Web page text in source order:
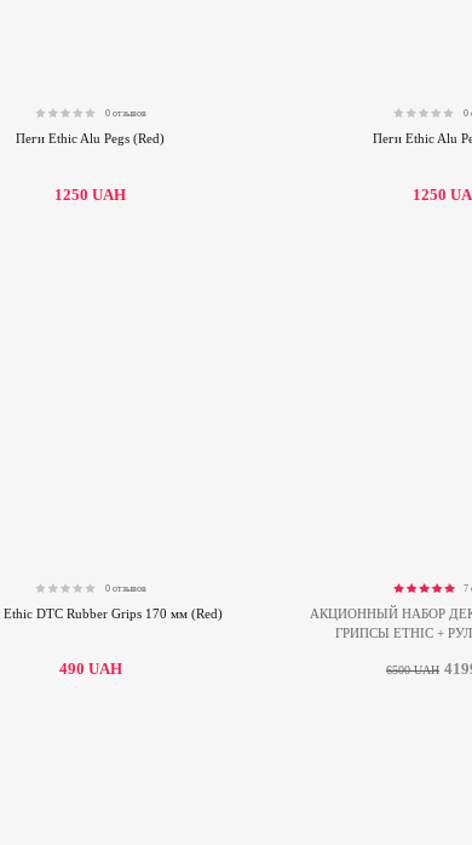
0 отзывов
Пеги Ethic Alu Pegs (Red)
1250UAH
0
Пеги Ethic Alu
1250
0 отзывов
Ethic DTC Rubber Grips 170 мм (Red)
490 UAH
of 5
7
АКЦИОННЫЙ НАБОР
ГРИПСЫ ETHIC +
6500UAH